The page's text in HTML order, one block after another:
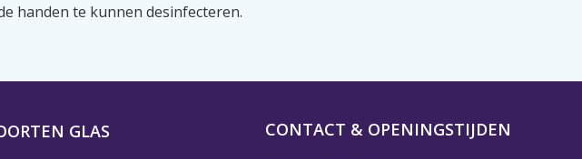
handen te kunnen desinfecteren.
GLAS CONTACT & OPENINGSTIJDEN